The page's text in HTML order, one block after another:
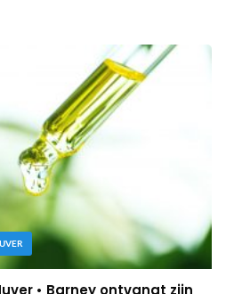
• Barney ontvangt zijn